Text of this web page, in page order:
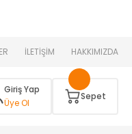
İLETİŞİM HAKKIMIZDA
Giriş Yap
Üye Ol
Sepet